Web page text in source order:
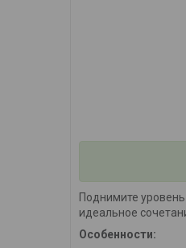
Поднимите
идеальное
Особенности: